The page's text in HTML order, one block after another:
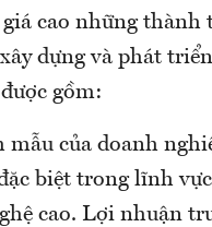
cao những
dựng và phát
gồm:
của doanh
biệt trong lĩnh
cao. Lợi nhuận